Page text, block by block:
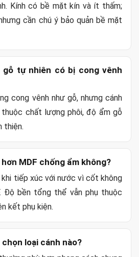
Kính có bề mặt kín và ít thấm;
cần chú ý bảo quản bề mặt
gỗ tự nhiên có bị cong vênh
cong vênh như gỗ, nhưng cánh
chất lượng phôi, độ ẩm gỗ
thiện.
MDF chống ẩm không?
khi tiếp xúc với nước vì cốt không
Độ bền tổng thể vẫn phụ thuộc
kết phụ kiện.
loại cánh nào?